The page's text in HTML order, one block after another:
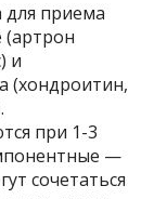
для приема
и
(хондроитин,
при 1-3
—
сочетаться